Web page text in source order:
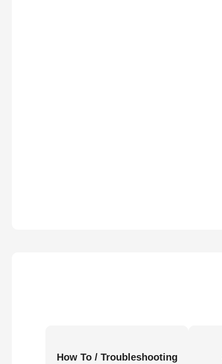
How To / Troubleshooting